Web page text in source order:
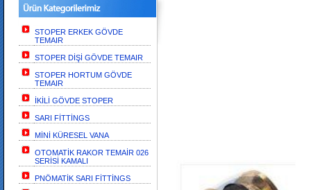
STOPER ERKEK GÖVDE
TEMAIR
STOPER DİŞİ GÖVDE TEMAIR
STOPER HORTUM GÖVDE
TEMAIR
İKİLİ GÖVDE STOPER
SARI FİTTİNGS
MİNİ KÜRESEL VANA
OTOMATİK RAKOR TEMAİR 026
SERİSİ KAMALI
PNÖMATİK SARI FİTTİNGS